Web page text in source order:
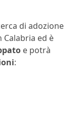
di adozione
Calabria ed è
e potrà
: